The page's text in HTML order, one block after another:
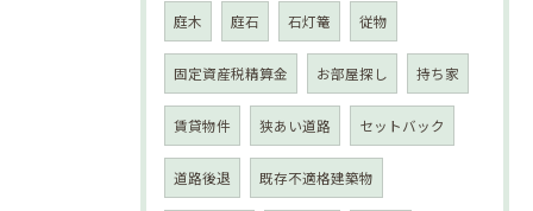
庭木 庭石 石灯篭 従物
固定資産税精算金 お部屋探し 持ち家
賃貸物件 狭あい道路 セットバック
道路後退 既存不適格建築物